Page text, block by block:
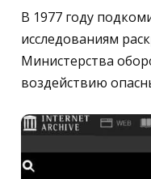
В 1977 году
исследованиям
Министерства
воздействию